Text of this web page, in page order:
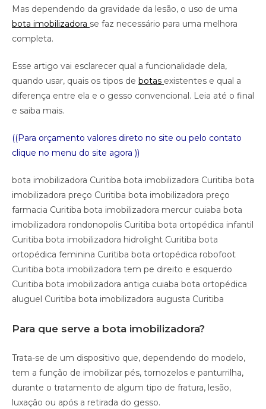
Mas dependendo da gravidade da lesão, o uso de uma
bota imobilizadora se faz necessário para uma melhora
completa.
Esse artigo vai esclarecer qual a funcionalidade dela,
quando usar, quais os tipos de botas existentes e qual a
diferença entre ela e o gesso convencional. Leia até o final
e saiba mais.
((Para orçamento valores direto no site ou pelo contato
clique no menu do site agora ))
bota imobilizadora Curitiba bota imobilizadora Curitiba bota
imobilizadora preço Curitiba bota imobilizadora preço
farmacia Curitiba bota imobilizadora mercur cuiaba bota
imobilizadora rondonopolis Curitiba bota ortopédica infantil
Curitiba bota imobilizadora hidrolight Curitiba bota
ortopédica feminina Curitiba bota ortopédica robofoot
Curitiba bota imobilizadora tem pe direito e esquerdo
Curitiba bota imobilizadora antiga cuiaba bota ortopédica
aluguel Curitiba bota imobilizadora augusta Curitiba
Para que serve a bota imobilizadora?
Trata-se de um dispositivo que, dependendo do modelo,
tem a função de imobilizar pés, tornozelos e panturrilha,
durante o tratamento de algum tipo de fratura, lesão,
luxação ou após a retirada do gesso.